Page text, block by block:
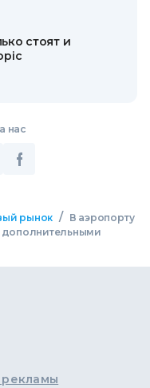
стоят и
нас
рынок /
В аэропорту
дополнительными